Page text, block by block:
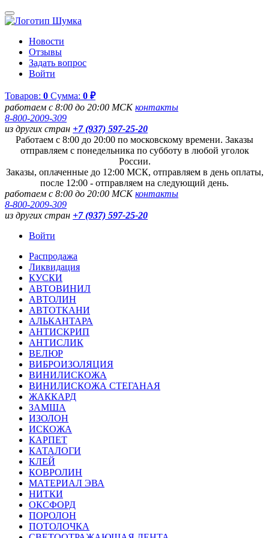
Новости
Отзывы
Задать вопрос
Войти
Товаров: 0 Сумма: 0 ₽
работаем с 8:00 до 20:00 МСКконтакты
8-800-2009-309
из других стран +7 (937) 597-25-20
Работаем с 8:00 до 20:00 по московскому времени. Заказы
отправляем с понедельника по субботу в любой уголок
России.
Заказы, оплаченные до 12:00 МСК, отправляем в день оплаты,
после 12:00 - отправляем на следующий день.
работаем с 8:00 до 20:00 МСКконтакты
8-800-2009-309
из других стран +7 (937) 597-25-20
Войти
Распродажа
Ликвидация
КУСКИ
АВТОВИНИЛ
АВТОЛИН
АВТОТКАНИ
АЛЬКАНТАРА
АНТИСКРИП
АНТИСЛИК
ВЕЛЮР
ВИБРОИЗОЛЯЦИЯ
ВИНИЛИСКОЖА
ВИНИЛИСКОЖА СТЕГАНАЯ
ЖАККАРД
ЗАМША
ИЗОЛОН
ИСКОЖА
КАРПЕТ
КАТАЛОГИ
КЛЕЙ
КОВРОЛИН
МАТЕРИАЛ ЭВА
НИТКИ
ОКСФОРД
ПОРОЛОН
ПОТОЛОЧКА